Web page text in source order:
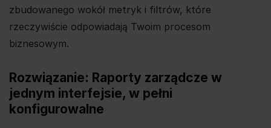
zbudowanego wokół metryk i filtrów, które
rzeczywiście odpowiadają Twoim procesom
biznesowym.
Rozwiązanie: Raporty zarządcze w
jednym interfejsie, w pełni
konfigurowalne